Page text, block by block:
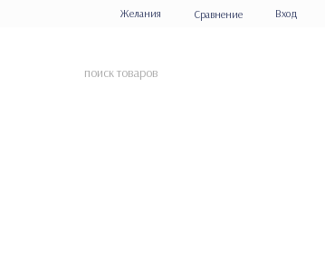
Желания Сравнение Вход